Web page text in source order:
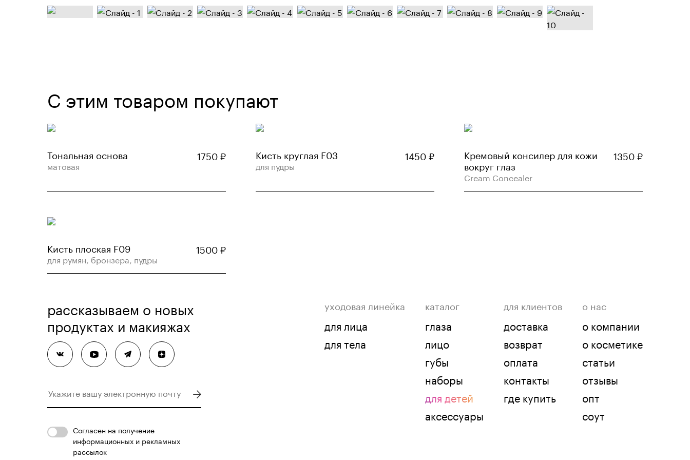
С этим товаром покупают
Тональная основа
матовая
1750₽ Кисть круглая F03
для пудры
1450₽ Кремовый консилер для кожи
вокруг глаз
Cream Concealer
1350₽
Кисть плоская F09
для румян, бронзера, пудры
1500₽
рассказываем о новых
продуктах и макияжах
Согласен на получение
информационных и рекламных
рассылок
уходовая линейка
для лица
для тела
каталог
глаза
лицо
губы
наборы
для детей
аксессуары
для клиентов
доставка
возврат
оплата
контакты
где купить
о нас
о компании
о косметике
статьи
отзывы
опт
соут